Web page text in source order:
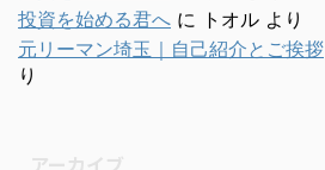
投資を始める君へ に トオル より
元リーマン埼玉｜自己紹介とご挨拶
り